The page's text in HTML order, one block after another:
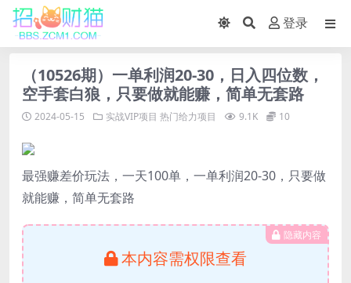
登录
（10526期）一单利润20-30，日入四位数，
空手套白狼，只要做就能赚，简单无套路
2024-05-15 实战VIP项目 热门给力项目 9.1K 10
最强赚差价玩法，一天100单，一单利润20-30，只要做
就能赚，简单无套路
隐藏内容
本内容需权限查看